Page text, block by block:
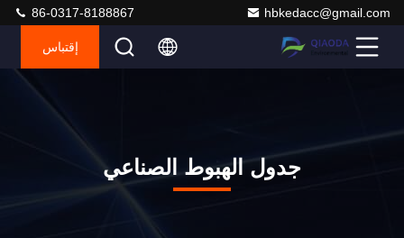
hbkedacc@gmail.com
86-0317-8188867
إقتباس
جدول الهبوط الصناعي